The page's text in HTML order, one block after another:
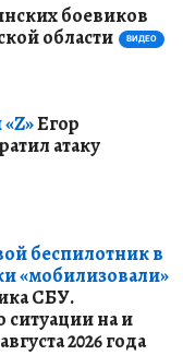
боевиков
области
ВИДЕО
Егор
атаку
беспилотник в
«мобилизовали»
СБУ.
ситуации на и
2026 года